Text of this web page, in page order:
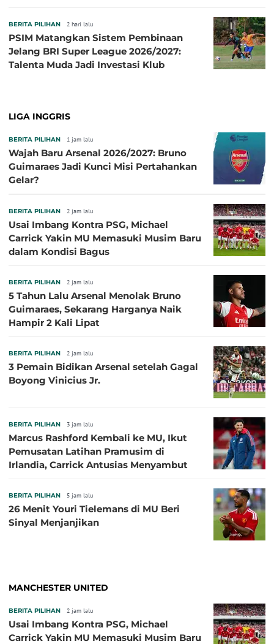
BERITA PILIHAN 2 hari lalu
PSIM Matangkan Sistem Pembinaan
Jelang BRI Super League 2026/2027:
Talenta Muda Jadi Investasi Klub
LIGA INGGRIS
BERITA PILIHAN 1 jam lalu
Wajah Baru Arsenal 2026/2027: Bruno
Guimaraes Jadi Kunci Misi Pertahankan
Gelar?
BERITA PILIHAN 2 jam lalu
Usai Imbang Kontra PSG, Michael
Carrick Yakin MU Memasuki Musim Baru
dalam Kondisi Bagus
BERITA PILIHAN 2 jam lalu
5 Tahun Lalu Arsenal Menolak Bruno
Guimaraes, Sekarang Harganya Naik
Hampir 2 Kali Lipat
BERITA PILIHAN 2 jam lalu
3 Pemain Bidikan Arsenal setelah Gagal
Boyong Vinicius Jr.
BERITA PILIHAN 3 jam lalu
Marcus Rashford Kembali ke MU, Ikut
Pemusatan Latihan Pramusim di
Irlandia, Carrick Antusias Menyambut
BERITA PILIHAN 5 jam lalu
26 Menit Youri Tielemans di MU Beri
Sinyal Menjanjikan
MANCHESTER UNITED
BERITA PILIHAN 2 jam lalu
Usai Imbang Kontra PSG, Michael
Carrick Yakin MU Memasuki Musim Baru